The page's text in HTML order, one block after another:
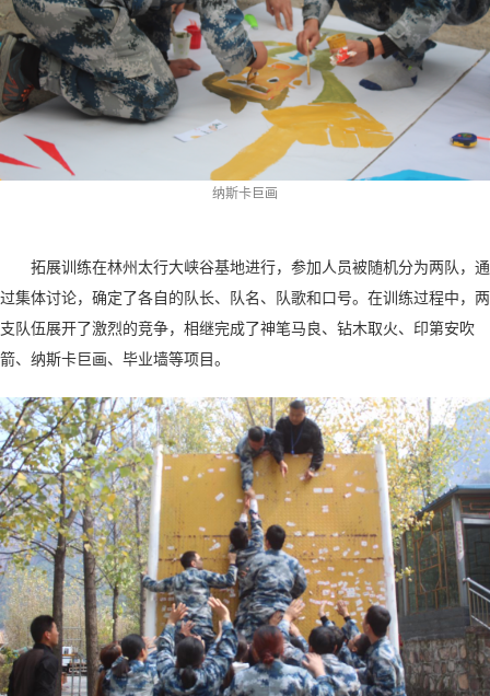
纳斯卡巨画
拓展训练在林州太行大峡谷基地进行，参加人员被随机分为两队，通
过集体讨论，确定了各自的队长、队名、队歌和口号。在训练过程中，两
支队伍展开了激烈的竞争，相继完成了神笔马良、钻木取火、印第安吹
箭、纳斯卡巨画、毕业墙等项目。